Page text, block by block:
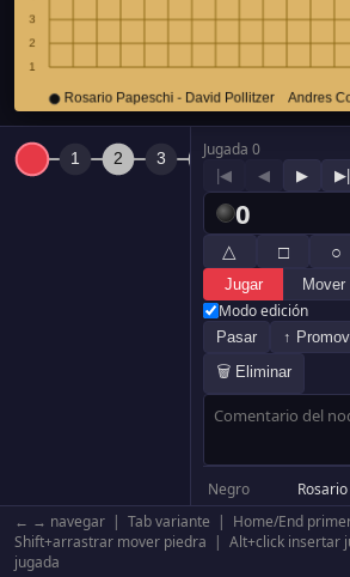
Jugada 0
|◀ ◀ ▶ ▶|
0
△ □ ○
Jugar Mover
Modo edición
Pasar ↑
🗑 Eliminar
Negro
Blanco
Andres
Resultado
Negro
← → navegar | Tab variante | Home/End
Shift+arrastrar mover piedra | Alt+click insertar
jugada